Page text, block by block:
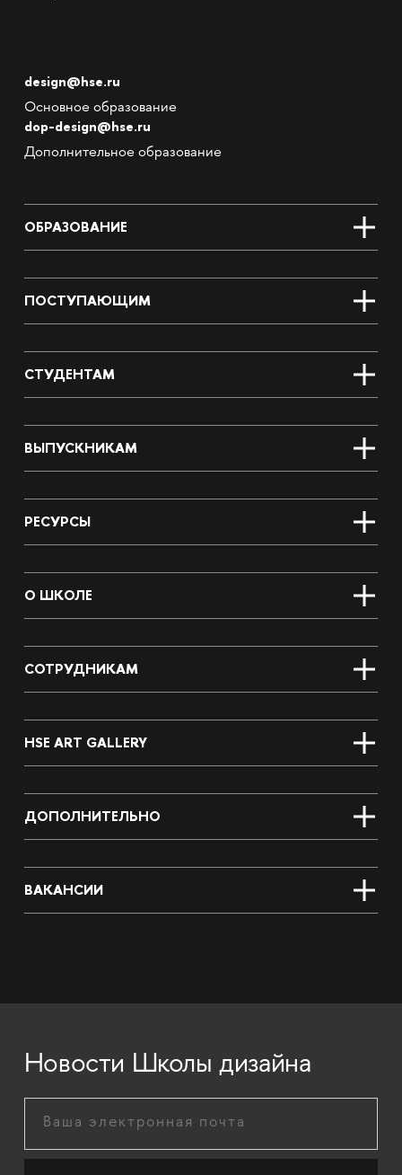
design@hse.ru
Основное образование
dop-design@hse.ru
Дополнительное образование
ОБРАЗОВАНИЕ
ПОСТУПАЮЩИМ
СТУДЕНТАМ
ВЫПУСКНИКАМ
РЕСУРСЫ
О ШКОЛЕ
СОТРУДНИКАМ
HSE ART GALLERY
ДОПОЛНИТЕЛЬНО
ВАКАНСИИ
Новости Школы дизайна